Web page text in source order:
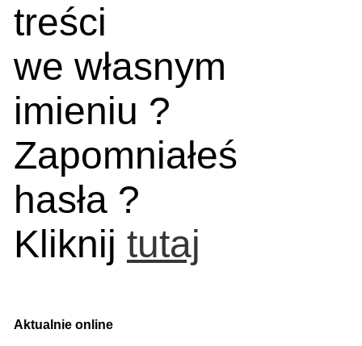
treści
we własnym
imieniu ?
Zapomniałeś
hasła ?
Kliknij tutaj
Aktualnie online